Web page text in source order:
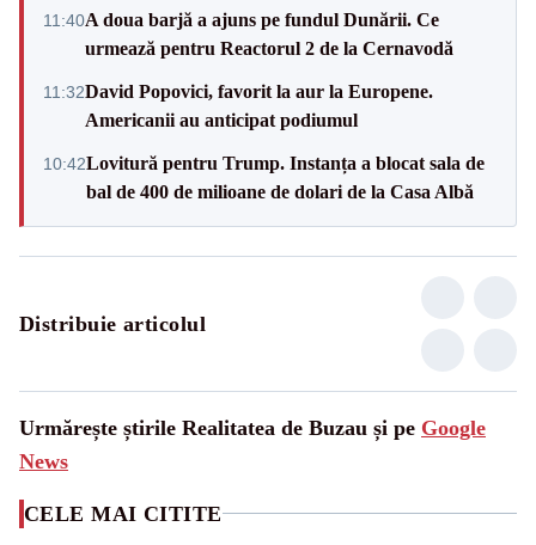
11:40A doua barjă a ajuns pe fundul Dunării. Ce
urmează pentru Reactorul 2 de la Cernavodă
11:32David Popovici, favorit la aur la Europene.
Americanii au anticipat podiumul
10:42Lovitură pentru Trump. Instanța a blocat sala de
bal de 400 de milioane de dolari de la Casa Albă
Distribuie articolul
Urmărește știrile Realitatea de Buzau și pe Google
News
CELE MAI CITITE